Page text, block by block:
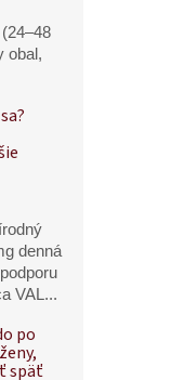
obal,
denná
VAL...
po
späť